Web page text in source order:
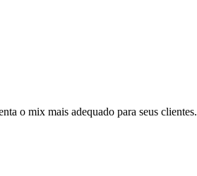
o mix mais adequado para seus clientes.